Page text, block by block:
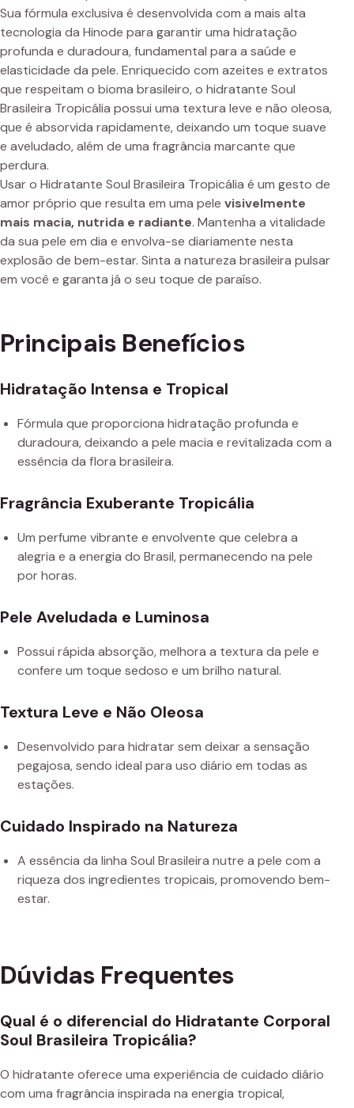
Sua fórmula exclusiva é desenvolvida com a mais alta
tecnologia da Hinode para garantir uma hidratação
profunda e duradoura, fundamental para a saúde e
elasticidade da pele. Enriquecido com azeites e extratos
que respeitam o bioma brasileiro, o hidratante Soul
Brasileira Tropicália possui uma textura leve e não oleosa,
que é absorvida rapidamente, deixando um toque suave
e aveludado, além de uma fragrância marcante que
perdura.
Usar o Hidratante Soul Brasileira Tropicália é um gesto de
amor próprio que resulta em uma pele visivelmente
mais macia, nutrida e radiante. Mantenha a vitalidade
da sua pele em dia e envolva-se diariamente nesta
explosão de bem-estar. Sinta a natureza brasileira pulsar
em você e garanta já o seu toque de paraíso.
Principais Benefícios
Hidratação Intensa e Tropical
Fórmula que proporciona hidratação profunda e
duradoura, deixando a pele macia e revitalizada com a
essência da flora brasileira.
Fragrância Exuberante Tropicália
Um perfume vibrante e envolvente que celebra a
alegria e a energia do Brasil, permanecendo na pele
por horas.
Pele Aveludada e Luminosa
Possui rápida absorção, melhora a textura da pele e
confere um toque sedoso e um brilho natural.
Textura Leve e Não Oleosa
Desenvolvido para hidratar sem deixar a sensação
pegajosa, sendo ideal para uso diário em todas as
estações.
Cuidado Inspirado na Natureza
A essência da linha Soul Brasileira nutre a pele com a
riqueza dos ingredientes tropicais, promovendo bem-
estar.
Dúvidas Frequentes
Qual é o diferencial do Hidratante Corporal
Soul Brasileira Tropicália?
O hidratante oferece uma experiência de cuidado diário
com uma fragrância inspirada na energia tropical,